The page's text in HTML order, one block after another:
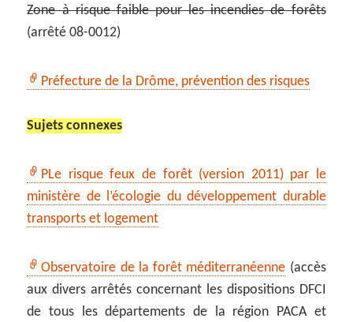
Zone à risque faible pour les incendies de forêts
(arrêté 08-0012)
Préfecture de la Drôme, prévention des risques
Sujets connexes
PLe risque feux de forêt (version 2011) par le
ministère de l’écologie du développement durable
transports et logement
Observatoire de la forêt méditerranéenne (accès
aux divers arrêtés concernant les dispositions DFCI
de tous les départements de la région PACA et